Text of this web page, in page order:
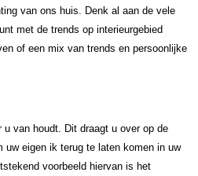
van ons huis. Denk al aan de vele
met de trends op interieurgebied
of een mix van trends en persoonlijke
van houdt. Dit draagt u over op de
uw eigen ik terug te laten komen in uw
voorbeeld hiervan is het